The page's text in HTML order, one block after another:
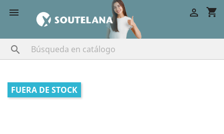
 shopping_cart


FUERA DE STOCK